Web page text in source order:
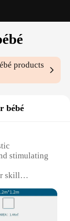
products
bébé
stimulating
skill
easy to
of